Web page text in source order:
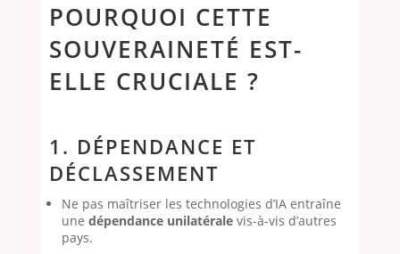
POURQUOI CETTE
SOUVERAINETÉ EST-
ELLE CRUCIALE ?
1. DÉPENDANCE ET
DÉCLASSEMENT
Ne pas maîtriser les technologies d’IA entraîne
une dépendance unilatéralevis-à-vis d’autres
pays.